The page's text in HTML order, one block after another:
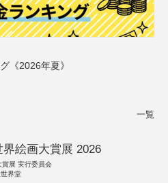
《2026年夏》
一覧
界絵画大賞展 2026
賞展 実行委員会
界堂